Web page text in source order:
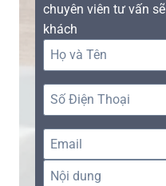
chuyên viên tư vấn
khách